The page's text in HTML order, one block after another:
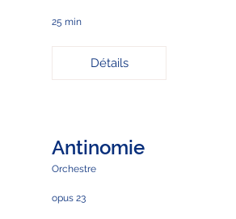
25 min
Détails
Antinomie
Orchestre
opus 23